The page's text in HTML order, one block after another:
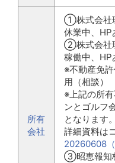
所有
会社
①株式会社
休業中、
②株式会社
稼働中、
※不動産免
用（相談）
※上記の
ンとゴルフ
となります。
詳細資料は
20260608（
③昭恵報知